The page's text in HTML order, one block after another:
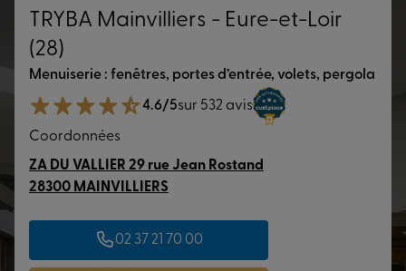
TRYBA Mainvilliers - Eure-et-Loir
(28)
Menuiserie : fenêtres, portes d’entrée, volets, pergola
4.6/5sur 532 avis
Coordonnées
ZA DU VALLIER 29 rue Jean Rostand
28300 MAINVILLIERS
02 37 21 70 00